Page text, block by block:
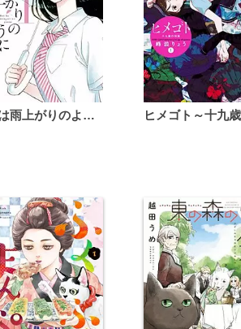
恋は雨上がりのように